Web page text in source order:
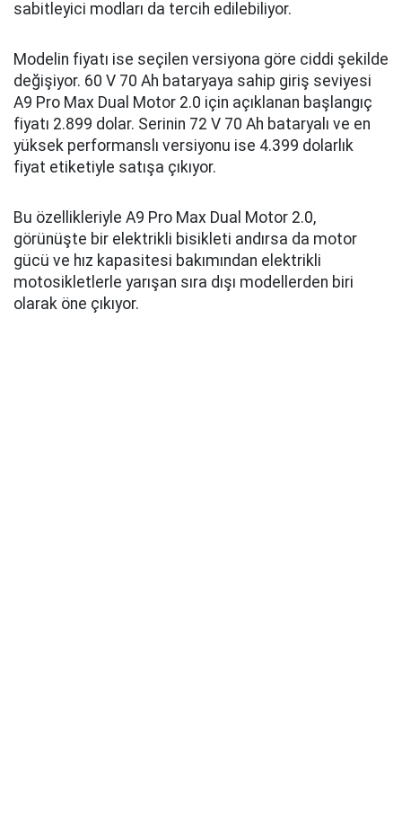
sabitleyici modları da tercih edilebiliyor.
Modelin fiyatı ise seçilen versiyona göre ciddi şekilde
değişiyor. 60 V 70 Ah bataryaya sahip giriş seviyesi
A9 Pro Max Dual Motor 2.0 için açıklanan başlangıç
fiyatı 2.899 dolar. Serinin 72 V 70 Ah bataryalı ve en
yüksek performanslı versiyonu ise 4.399 dolarlık
fiyat etiketiyle satışa çıkıyor.
Bu özellikleriyle A9 Pro Max Dual Motor 2.0,
görünüşte bir elektrikli bisikleti andırsa da motor
gücü ve hız kapasitesi bakımından elektrikli
motosikletlerle yarışan sıra dışı modellerden biri
olarak öne çıkıyor.